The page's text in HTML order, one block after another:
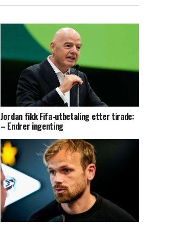
Jordan fikk Fifa-utbetaling etter tirade:
– Endrer ingenting